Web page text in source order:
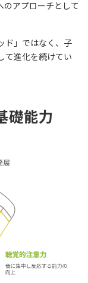
のアプローチとして
ド」ではなく、子
て進化を続けてい
礎能力